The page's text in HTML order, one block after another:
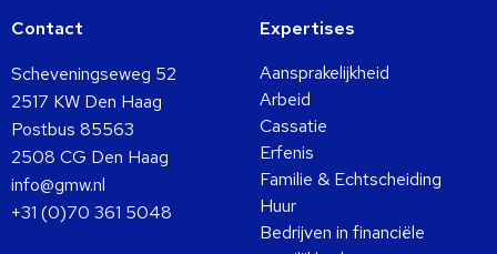
Contact
Scheveningseweg 52
2517 KW Den Haag
Postbus 85563
2508 CG Den Haag
info@gmw.nl
+31 (0)70 361 5048
Expertises
Aansprakelijkheid
Arbeid
Cassatie
Erfenis
Familie & Echtscheiding
Huur
Bedrijven in financiële